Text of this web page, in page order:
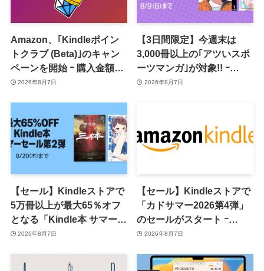
Amazon、｢Kindleポイン
トクラブ (Beta)｣のキャン
ペーンを開始 ｰ 購入金額に
応じて来月のポイント還元
2026年8月7日
【3日間限定】今週末は
3,000冊以上の｢アツいスポ
ーツマンガ｣が対象!! ｰ
｢Amazonマンガ毎週末セ
2026年8月7日
【セール】Kindleストアで
5万冊以上が最大65％オフ
となる「Kindle本 サマーセ
ール第2弾」がスタート
2026年8月7日
【セール】Kindleストアで
「カドサマー2026第4弾」
のセールがスタート ｰ
KADOKAWAのKindle本
フに
2026年8月7日